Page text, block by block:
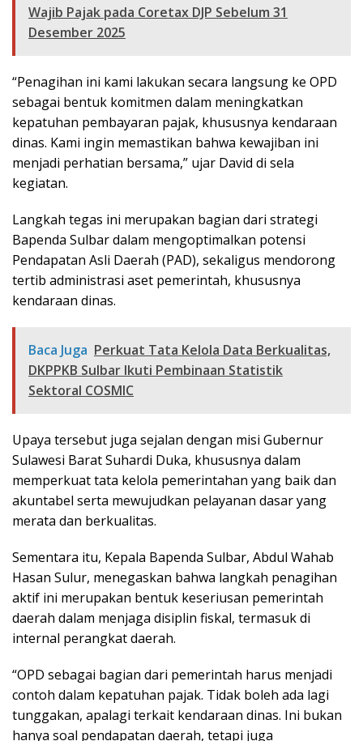
Wajib Pajak pada Coretax DJP Sebelum 31
Desember 2025
“Penagihan ini kami lakukan secara langsung ke OPD
sebagai bentuk komitmen dalam meningkatkan
kepatuhan pembayaran pajak, khususnya kendaraan
dinas. Kami ingin memastikan bahwa kewajiban ini
menjadi perhatian bersama,” ujar David di sela
kegiatan.
Langkah tegas ini merupakan bagian dari strategi
Bapenda Sulbar dalam mengoptimalkan potensi
Pendapatan Asli Daerah (PAD), sekaligus mendorong
tertib administrasi aset pemerintah, khususnya
kendaraan dinas.
Baca Juga Perkuat Tata Kelola Data Berkualitas,
DKPPKB Sulbar Ikuti Pembinaan Statistik
Sektoral COSMIC
Upaya tersebut juga sejalan dengan misi Gubernur
Sulawesi Barat Suhardi Duka, khususnya dalam
memperkuat tata kelola pemerintahan yang baik dan
akuntabel serta mewujudkan pelayanan dasar yang
merata dan berkualitas.
Sementara itu, Kepala Bapenda Sulbar, Abdul Wahab
Hasan Sulur, menegaskan bahwa langkah penagihan
aktif ini merupakan bentuk keseriusan pemerintah
daerah dalam menjaga disiplin fiskal, termasuk di
internal perangkat daerah.
“OPD sebagai bagian dari pemerintah harus menjadi
contoh dalam kepatuhan pajak. Tidak boleh ada lagi
tunggakan, apalagi terkait kendaraan dinas. Ini bukan
hanya soal pendapatan daerah, tetapi juga